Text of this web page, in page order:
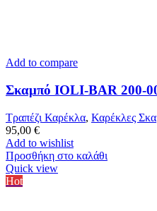
Add to compare
Σκαμπό IOLI-BAR 200-
Τραπέζι Καρέκλα, Καρέκλες
95,00 €
Add to wishlist
Προσθήκη στο καλάθι
Quick view
Hot